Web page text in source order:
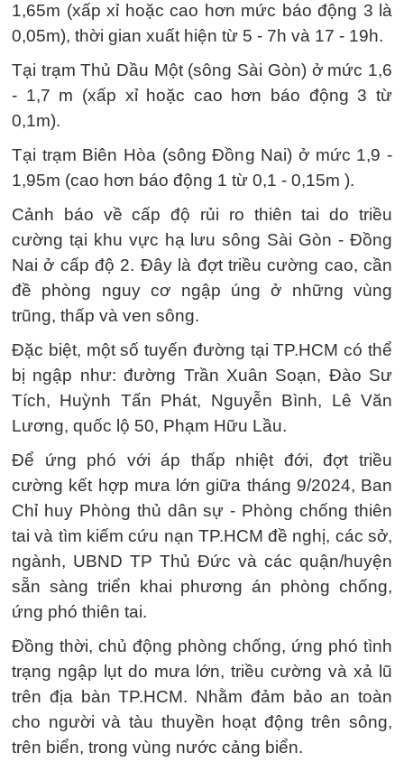
1,65m (xấp xỉ hoặc cao hơn mức báo động 3 là
0,05m), thời gian xuất hiện từ 5 - 7h và 17 - 19h.
Tại trạm Thủ Dầu Một (sông Sài Gòn) ở mức 1,6
- 1,7 m (xấp xỉ hoặc cao hơn báo động 3 từ
0,1m).
Tại trạm Biên Hòa (sông Đồng Nai) ở mức 1,9 -
1,95m (cao hơn báo động 1 từ 0,1 - 0,15m ).
Cảnh báo về cấp độ rủi ro thiên tai do triều
cường tại khu vực hạ lưu sông Sài Gòn - Đồng
Nai ở cấp độ 2. Đây là đợt triều cường cao, cần
đề phòng nguy cơ ngập úng ở những vùng
trũng, thấp và ven sông.
Đặc biệt, một số tuyến đường tại TP.HCM có thể
bị ngập như: đường Trần Xuân Soạn, Đào Sư
Tích, Huỳnh Tấn Phát, Nguyễn Bình, Lê Văn
Lương, quốc lộ 50, Phạm Hữu Lầu.
Để ứng phó với áp thấp nhiệt đới, đợt triều
cường kết hợp mưa lớn giữa tháng 9/2024, Ban
Chỉ huy Phòng thủ dân sự - Phòng chống thiên
tai và tìm kiếm cứu nạn TP.HCM đề nghị, các sở,
ngành, UBND TP Thủ Đức và các quận/huyện
sẵn sàng triển khai phương án phòng chống,
ứng phó thiên tai.
Đồng thời, chủ động phòng chống, ứng phó tình
trạng ngập lụt do mưa lớn, triều cường và xả lũ
trên địa bàn TP.HCM. Nhằm đảm bảo an toàn
cho người và tàu thuyền hoạt động trên sông,
trên biển, trong vùng nước cảng biển.